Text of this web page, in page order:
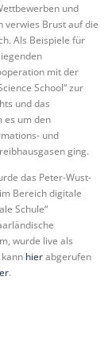
und
verwies Brust auf die
Als Beispiele für
mit der
School“ zur
und das
es um den
und
ging.
das Peter-Wust-
Bereich digitale
Schule“
wurde live als
hierabgerufen
.